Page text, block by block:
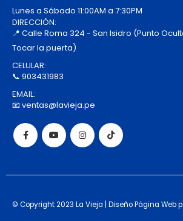
Lunes a Sábado 11:00AM a 7:30PM
DIRECCIÓN:
📍 Calle Roma 324 - San Isidro (Punto
Tocar la puerta)
CELULAR:
📞 903431983
EMAIL:
📧 ventas@lavieja.pe
© Copyright 2023 La Vieja | Diseño Página Web